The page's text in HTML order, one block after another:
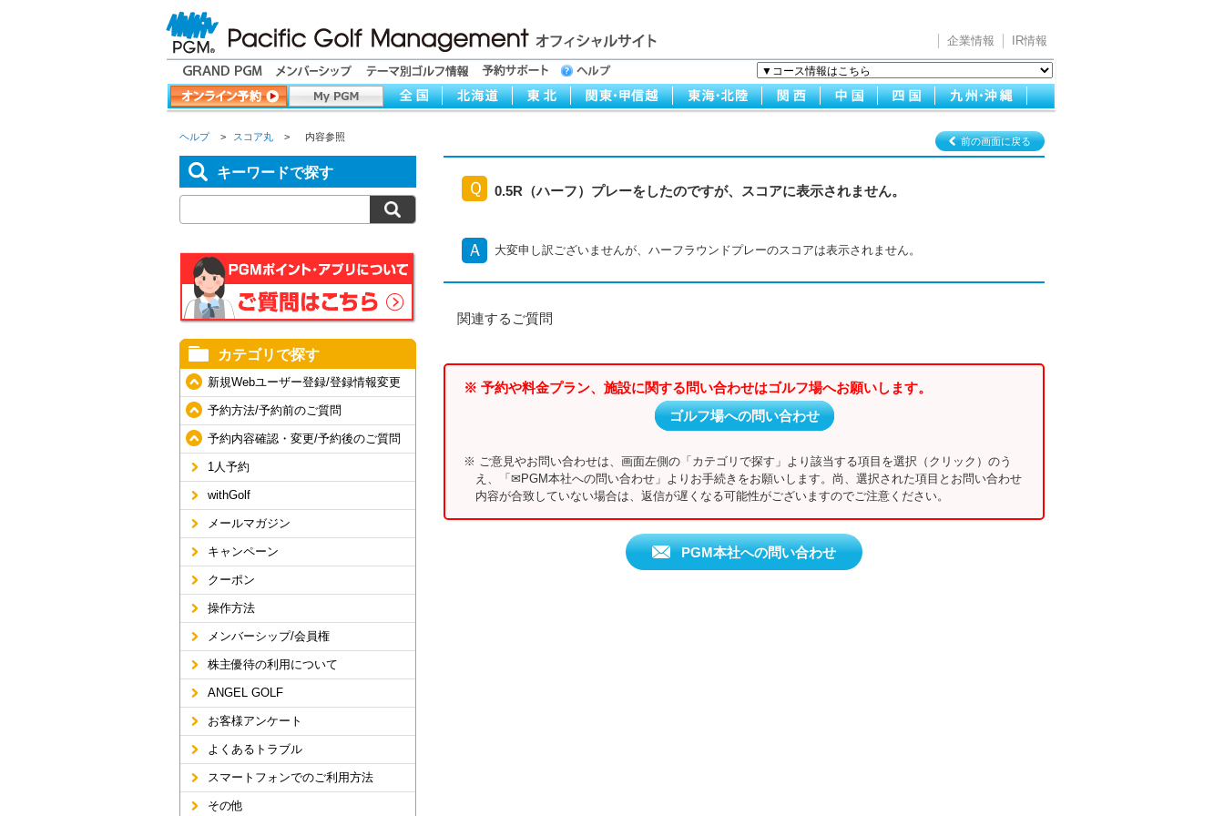
企業情報 IR情報
ヘルプ > スコア丸 > 内容参照 前の画面に戻る
キーワードで探す
カテゴリで探す
新規Webユーザー登録/登録情報変更
予約方法/予約前のご質問
予約内容確認・変更/予約後のご質問
1人予約
withGolf
メールマガジン
キャンペーン
クーポン
操作方法
メンバーシップ/会員権
株主優待の利用について
ANGEL GOLF
お客様アンケート
よくあるトラブル
スマートフォンでのご利用方法
その他
Ｑ 0.5R（ハーフ）プレーをしたのですが、スコアに表示されません。
Ａ 大変申し訳ございませんが、ハーフラウンドプレーのスコアは表示されません。
関連するご質問
※ 予約や料金プラン、施設に関する問い合わせはゴルフ場へお願いします。
ゴルフ場への問い合わせ
※ ご意見やお問い合わせは、画面左側の「カテゴリで探す」より該当する項目を選択（クリック）のう
え、「✉PGM本社への問い合わせ」よりお手続きをお願いします。尚、選択された項目とお問い合わせ
内容が合致していない場合は、返信が遅くなる可能性がございますのでご注意ください。
PGM本社への問い合わせ